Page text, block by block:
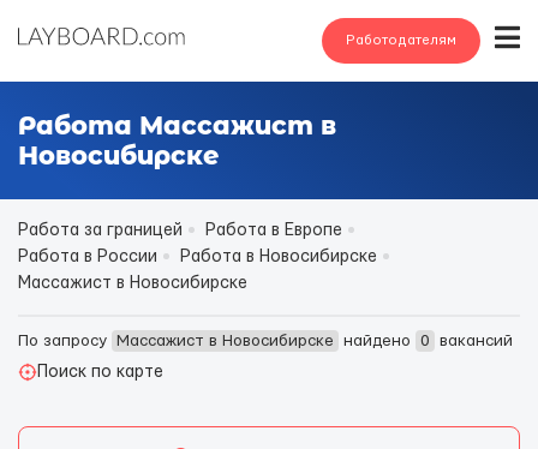
Работодателям
Работа Массажист в
Новосибирске
Работа за границей
Работа в Европе
Работа в России
Работа в Новосибирске
Массажист в Новосибирске
По запросу Массажист в Новосибирске найдено 0
вакансий
Поиск по карте